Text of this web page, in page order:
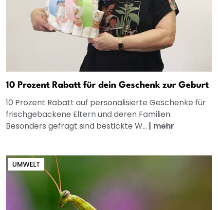
10 Prozent Rabatt für dein Geschenk zur Geburt
10 Prozent Rabatt auf personalisierte Geschenke für
frischgebackene Eltern und deren Familien.
Besonders gefragt sind bestickte W... | mehr
UMWELT